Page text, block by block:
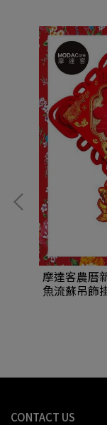
摩達客農曆
魚流蘇吊飾
CONTACT US